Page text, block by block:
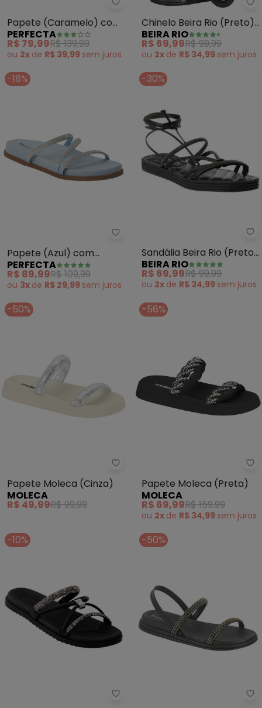
Perfecta - Papete (Caramelo)
Papete (Caramelo) com
Aplicações de Strass
PERFECTA
R$ 79,99R$ 139,99
ou 2x de R$ 39,99 sem juros
Chinelo Beira Rio (Preto)
em Sintético
BEIRA RIO
R$ 69,99R$ 99,99
ou 2x de R$ 34,99 sem juros
-18%
Perfecta - Papete (Azul) com
Papete (Azul) com
Aplicação de Strass
PERFECTA
R$ 89,99R$ 109,99
ou 3x de R$ 29,99 sem juros
-30%
Sandália Beira Rio (Preto)
em Sintético
BEIRA RIO
R$ 69,99R$ 99,99
ou 2x de R$ 34,99 sem juros
-50%
Moleca - Papete Moleca
Papete Moleca (Cinza)
MOLECA
R$ 49,99R$ 99,99
-56%
Papete Moleca (Preta)
MOLECA
R$ 69,99R$ 159,99
ou 2x de R$ 34,99 sem juros
-10%
Beira Rio - Chinelo Beira Rio
-50%